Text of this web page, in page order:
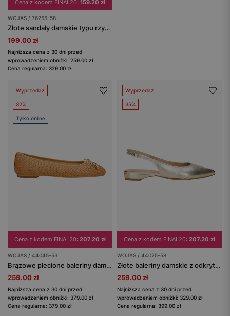
Cena z kodem FINAL20: 159.20 zł
WOJAS / 76255-58
Złote sandały damskie typu rzymianki
199.00 zł
Najniższa cena z 30 dni przed
wprowadzeniem obniżki: 259.00 zł
Cena regularna: 329.00 zł
Wyprzedaż
32%
Tylko online
Cena z kodem FINAL20: 207.20 zł
WOJAS / 44045-53
Brązowe plecione baleriny damskie skórzane
259.00 zł
Najniższa cena z 30 dni przed
wprowadzeniem obniżki: 379.00 zł
Cena regularna: 379.00 zł
Wyprzedaż
35%
Cena z kodem FINAL20: 207.20 zł
WOJAS / 44075-58
Złote baleriny damskie z odkrytą piętą
259.00 zł
Najniższa cena z 30 dni przed
wprowadzeniem obniżki: 329.00 zł
Cena regularna: 399.00 zł